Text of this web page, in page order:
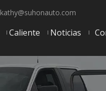
kathy@suhonauto.com
Caliente Noticias